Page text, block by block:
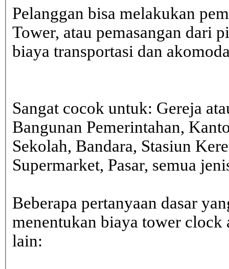
Pelanggan bisa melakukan
Tower, atau pemasangan dari
biaya transportasi dan
Sangat cocok untuk: Gereja
Bangunan Pemerintahan,
Sekolah, Bandara, Stasiun
Supermarket, Pasar, semua
Beberapa pertanyaan dasar
menentukan biaya tower clock
lain: